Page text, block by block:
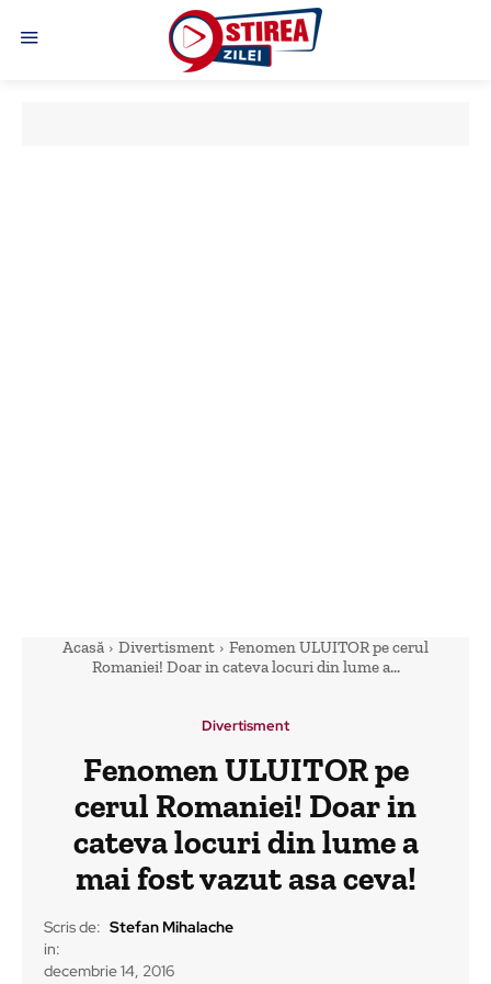
Acasă Divertisment
Fenomen ULUITOR pe cerul
Romaniei! Doar in cateva locuri din lume a...
Divertisment
Fenomen ULUITOR pe
cerul Romaniei! Doar in
cateva locuri din lume a
mai fost vazut asa ceva!
Scris de: Stefan Mihalache
in:
decembrie 14, 2016